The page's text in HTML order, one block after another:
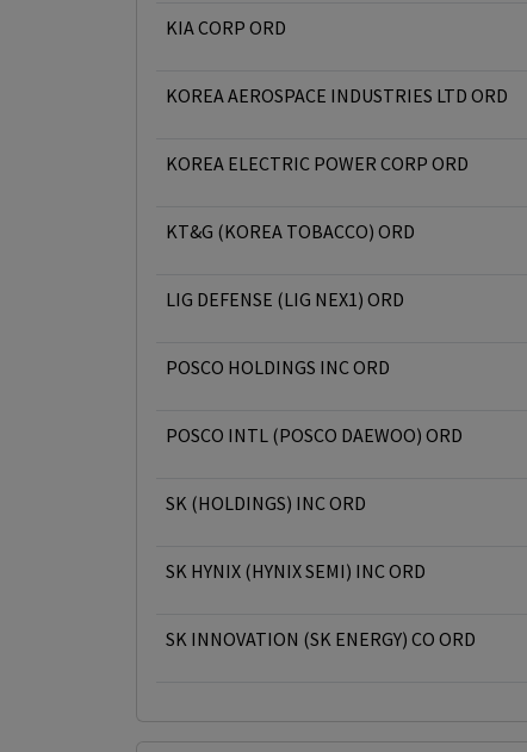
KIA CORP ORD
KOREA AEROSPACE INDUSTRIES LTD ORD
KOREA ELECTRIC POWER CORP ORD
KT&G (KOREA TOBACCO) ORD
LIG DEFENSE (LIG NEX1) ORD
POSCO HOLDINGS INC ORD
POSCO INTL (POSCO DAEWOO) ORD
SK (HOLDINGS) INC ORD
SK HYNIX (HYNIX SEMI) INC ORD
SK INNOVATION (SK ENERGY) CO ORD